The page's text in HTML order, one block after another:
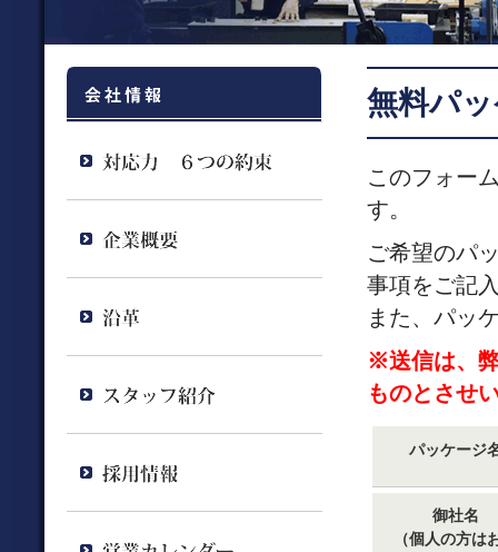
無料パ
このフォー
す。
ご希望のパ
事項をご記
また、パッ
※送信は、
ものとさせ
パッケージ
御社名
（個人の方は